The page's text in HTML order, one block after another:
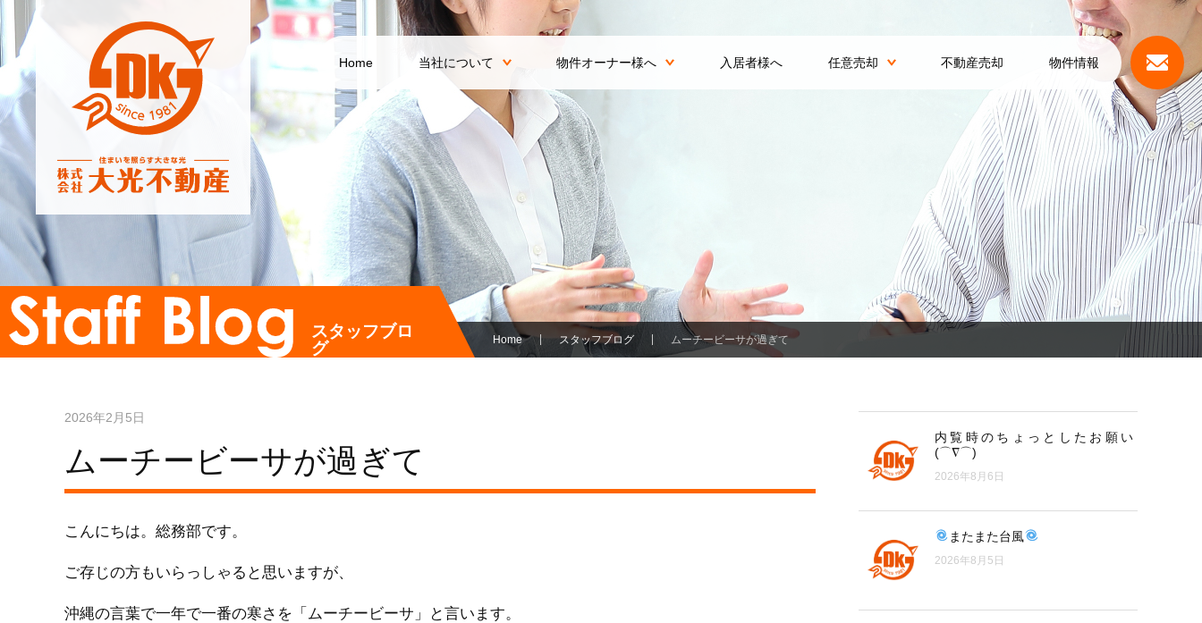
Home 当社について 物件オーナー様へ 入居者様へ 任意売却 不動産売却 物件情報
スタッフブロ
グ
Home スタッフブログ ムーチービーサが過ぎて
2026年2月5日
ムーチービーサが過ぎて
こんにちは。総務部です。
ご存じの方もいらっしゃると思いますが、
沖縄の言葉で一年で一番の寒さを「ムーチービーサ」と言います。
内覧時のちょっとしたお願い
(⌒∇⌒)
2026年8月6日
またまた台風
2026年8月5日